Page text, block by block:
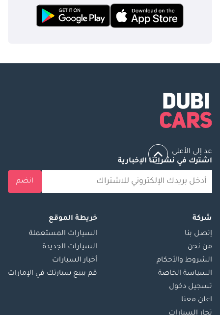
عد إلى الأعلى
اشترك في نشراتنا الإخبارية
انضم
شركة
إتصل بنا
من نحن
الشروط والأحكام
السياسة الخاصة
تسجيل دخول
اعلن معنا
خريطة الموقع
السيارات المستعملة
السيارات الجديدة
أخبار السيارات
قم ببيع سيارتك في الإمارات